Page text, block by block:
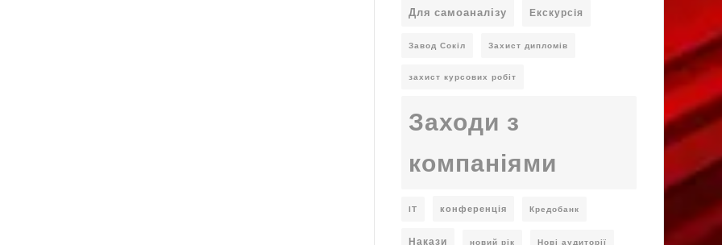
Для самоаналізу Екскурсія
Завод Сокіл Захист дипломів
захист курсових робіт
Заходи з
компаніями
ІТ конференція Кредобанк
Накази новий рік Нові аудиторії